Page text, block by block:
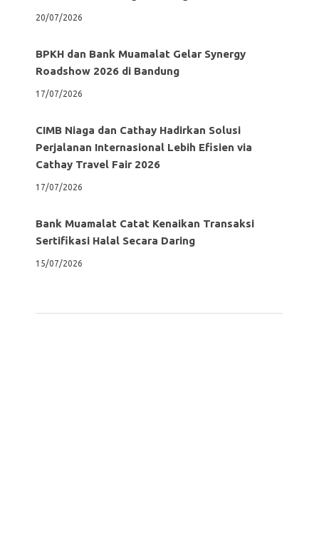
20/07/2026
BPKH dan Bank Muamalat Gelar Synergy
Roadshow 2026 di Bandung
17/07/2026
CIMB Niaga dan Cathay Hadirkan Solusi
Perjalanan Internasional Lebih Efisien via
Cathay Travel Fair 2026
17/07/2026
Bank Muamalat Catat Kenaikan Transaksi
Sertifikasi Halal Secara Daring
15/07/2026